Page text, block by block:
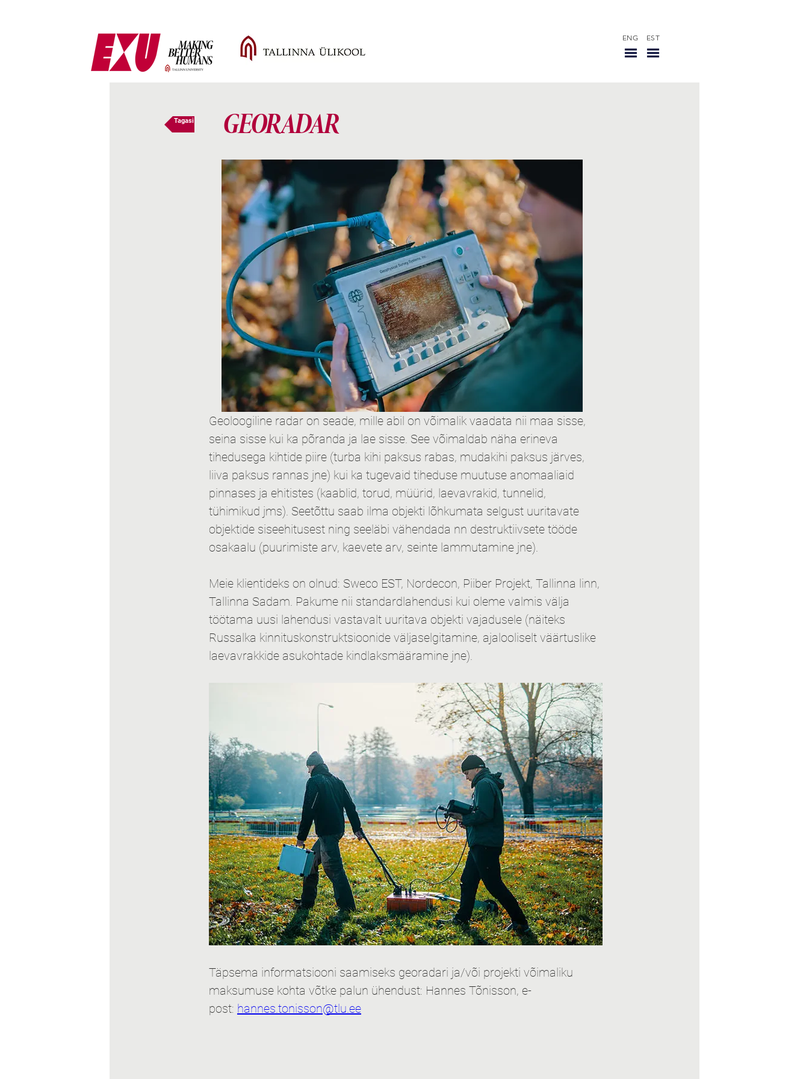
ENG EST
Tagasi GEORADAR
Geoloogiline radar on seade, mille abil on võimalik vaadata nii maa sisse,
seina sisse kui ka põranda ja lae sisse. See võimaldab näha erineva
tihedusega kihtide piire (turba kihi paksus rabas, mudakihi paksus järves,
liiva paksus rannas jne) kui ka tugevaid tiheduse muutuse anomaaliaid
pinnases ja ehitistes (kaablid, torud, müürid, laevavrakid, tunnelid,
tühimikud jms). Seetõttu saab ilma objekti lõhkumata selgust uuritavate
objektide siseehitusest ning seeläbi vähendada nn destruktiivsete tööde
osakaalu (puurimiste arv, kaevete arv, seinte lammutamine jne).
Meie klientideks on olnud: Sweco EST, Nordecon, Piiber Projekt, Tallinna linn,
Tallinna Sadam. Pakume nii standardlahendusi kui oleme valmis välja
töötama uusi lahendusi vastavalt uuritava objekti vajadusele (näiteks
Russalka kinnituskonstruktsioonide väljaselgitamine, ajalooliselt väärtuslike
laevavrakkide asukohtade kindlaksmääramine jne).
Täpsema informatsiooni saamiseks georadari ja/või projekti võimaliku
maksumuse kohta võtke palun ühendust: Hannes Tõnisson, e-
post: hannes.tonisson@tlu.ee